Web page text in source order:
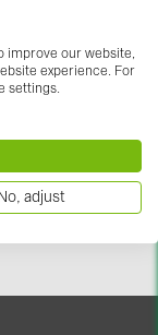
improve our website,
experience. For
settings.
No, adjust